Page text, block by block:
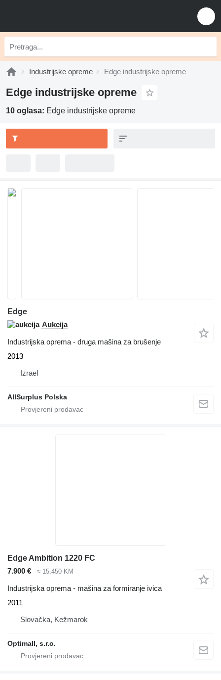
Industrijske opreme Edge industrijske opreme
Edge industrijske opreme
10 oglasa: Edge industrijske opreme
Edge
Aukcija
Industrijska oprema - druga mašina za brušenje
2013
Izrael
AllSurplus Polska
Edge Ambition 1220 FC
7.900 €
≈ 15.450 KM
Industrijska oprema - mašina za formiranje ivica
2011
Slovačka, Kežmarok
Optimall, s.r.o.